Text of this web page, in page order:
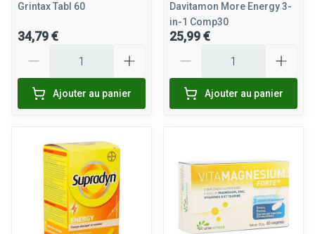
Grintax Tabl 60
34,79 €
Ajouter au panier
Davitamon More Energy 3-
in-1 Comp30
25,99 €
Ajouter au panier